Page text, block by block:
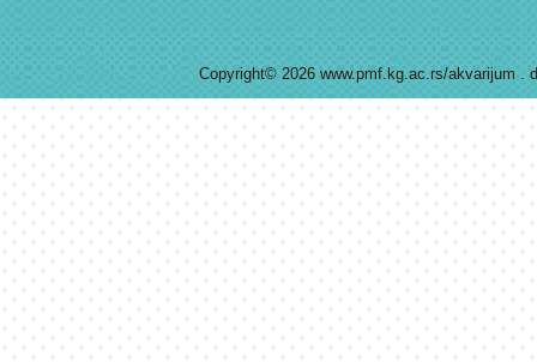
Copyright© 2026 www.pmf.kg.ac.rs/akvarijum .